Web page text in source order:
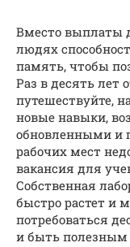
Вместо выплаты
людях
память, чтобы
Раз в десять лет
путешествуйте,
новые навыки,
обновленными и
рабочих мест
вакансия для
Собственная
быстро растет и
потребоваться
и быть полезным